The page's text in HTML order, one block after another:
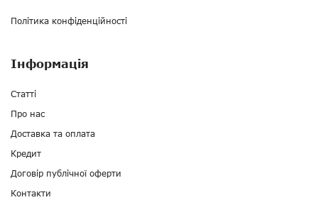
Політика конфіденційності
Інформація
Статті
Про нас
Доставка та оплата
Кредит
Договір публічної оферти
Контакти